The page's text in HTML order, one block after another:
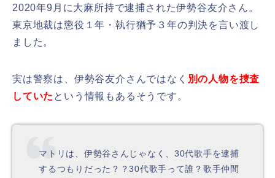
2020年9月に大麻所持で逮捕された伊勢谷友介さん。
東京地裁は懲役１年・執行猶予３年の判決を言い渡し
ました。
実は警察は、伊勢谷友介さんではなく 別の人物を捜査
していた という情報もあるそうです。
マトリは、伊勢谷さんじゃなく、30代歌手を逮捕
するつもりだった？？30代歌手って誰？歌手仲間